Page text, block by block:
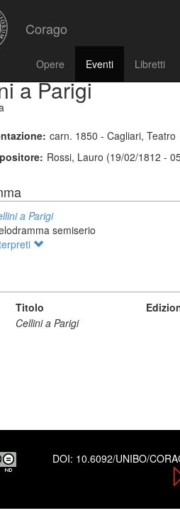
Corago
Opere Eventi Libretti
a Parigi
carn. 1850 - Cagliari, Teatro
Rossi, Lauro (19/02/1812 -
a Parigi
semiserio
Titolo
Cellini a Parigi
DOI: 10.6092/UNIBO/